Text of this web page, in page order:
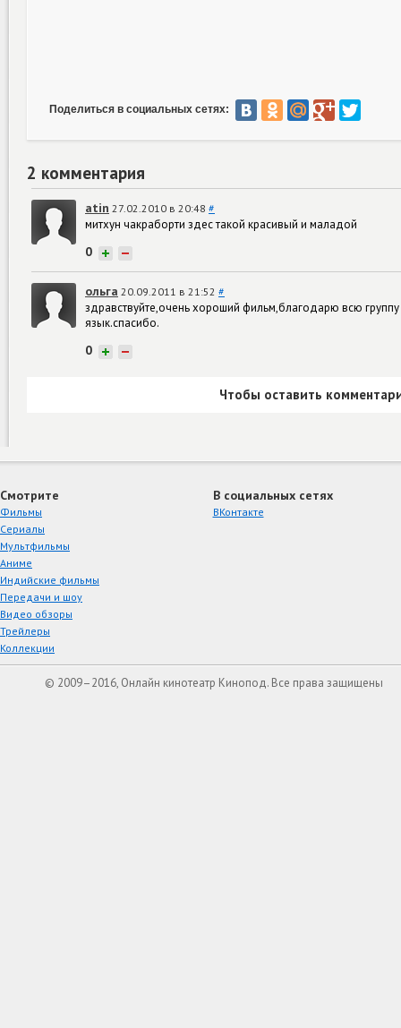
Поделиться в социальных сетях:
2 комментария
atin 27.02.2010 в 20:48 #
митхун чакраборти здес такой красивый и маладой
0 + −
ольга 20.09.2011 в 21:52 #
здравствуйте,очень хороший фильм,благодарю всю
язык.спасибо.
0 + −
Чтобы оставить
Смотрите
Фильмы
Сериалы
Мультфильмы
Аниме
Индийские фильмы
Передачи и шоу
Видео обзоры
Трейлеры
Коллекции
В социальных сетях
ВКонтакте
© 2009–2016, Онлайн кинотеатр Кинопод. Все права защищены